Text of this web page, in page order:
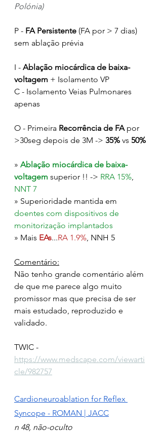
Polónia)
P - FA Persistente (FA por > 7 dias)
sem ablação prévia
I - Ablação miocárdica de baixa-
voltagem + Isolamento VP
C - Isolamento Veias Pulmonares
apenas
O - Primeira Recorrência de FA por
>30seg depois de 3M -> 35% vs 50%
» Ablação miocárdica de baixa-
voltagem superior !! -> RRA 15%,
NNT 7
» Superioridade mantida em
doentes com dispositivos de
monitorização implantados
» Mais EAs...RA 1.9%, NNH 5
Comentário:
Não tenho grande comentário além
de que me parece algo muito
promissor mas que precisa de ser
mais estudado, reproduzido e
validado.
TWIC -
https://www.medscape.com/viewarti
cle/982757
Cardioneuroablation for Reflex
Syncope - ROMAN | JACC
n 48, não-oculto